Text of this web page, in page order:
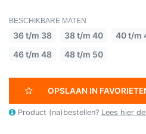
BESCHIKBARE MATEN
36 t/m 38 38 t/m 40 40 t/m
46 t/m 48
48 t/m 50
OPSLAAN IN
Product (na)bestellen? Lees hier